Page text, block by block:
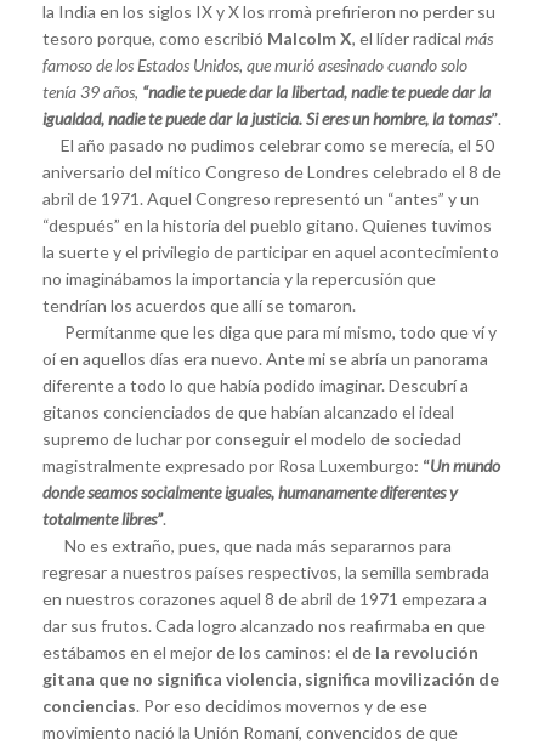
la India en los siglos IX y X los rromà prefirieron no perder su
tesoro porque, como escribió Malcolm X, el líder radical más
famoso de los Estados Unidos, que murió asesinado cuando solo
tenía 39 años, “nadie te puede dar la libertad, nadie te puede dar la
igualdad, nadie te puede dar la justicia. Si eres un hombre, la tomas”.
El año pasado no pudimos celebrar como se merecía, el 50
aniversario del mítico Congreso de Londres celebrado el 8 de
abril de 1971. Aquel Congreso representó un “antes” y un
“después” en la historia del pueblo gitano. Quienes tuvimos
la suerte y el privilegio de participar en aquel acontecimiento
no imaginábamos la importancia y la repercusión que
tendrían los acuerdos que allí se tomaron.
Permítanme que les diga que para mí mismo, todo que ví y
oí en aquellos días era nuevo. Ante mi se abría un panorama
diferente a todo lo que había podido imaginar. Descubrí a
gitanos concienciados de que habían alcanzado el ideal
supremo de luchar por conseguir el modelo de sociedad
magistralmente expresado por Rosa Luxemburgo: “Un mundo
donde seamos socialmente iguales, humanamente diferentes y
totalmente libres”.
No es extraño, pues, que nada más separarnos para
regresar a nuestros países respectivos, la semilla sembrada
en nuestros corazones aquel 8 de abril de 1971 empezara a
dar sus frutos. Cada logro alcanzado nos reafirmaba en que
estábamos en el mejor de los caminos: el de la revolución
gitana que no significa violencia, significa movilización de
conciencias. Por eso decidimos movernos y de ese
movimiento nació la Unión Romaní, convencidos de que